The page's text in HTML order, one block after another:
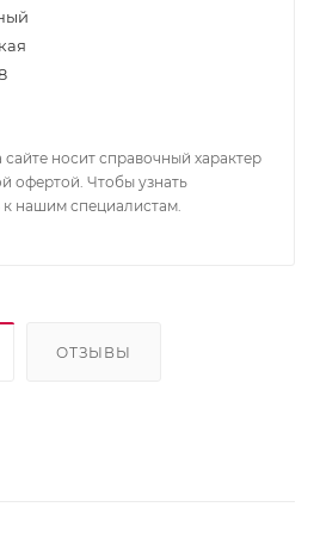
носит справочный характер
офертой. Чтобы узнать
к нашим специалистам.
ОТЗЫВЫ